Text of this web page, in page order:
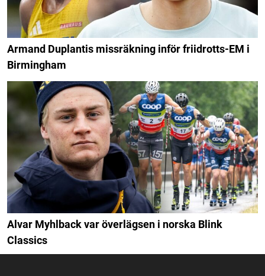
Armand Duplantis missräkning inför friidrotts-EM i
Birmingham
Alvar Myhlback var överlägsen i norska Blink
Classics